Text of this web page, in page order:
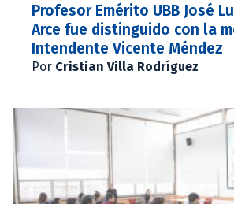
Profesor Emérito UBB José
Arce fue distinguido con la
Intendente Vicente Méndez
Por Cristian Villa Rodríguez